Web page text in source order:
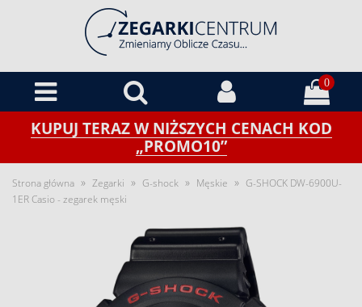
0
KUPUJ TERAZ W NIŻSZYCH CENACH KOD
„PROMO10”
Strona główna » Zegarki » G-shock » Męskie » G-SHOCK DW-6900U-
1ER Casio - zegarek męski